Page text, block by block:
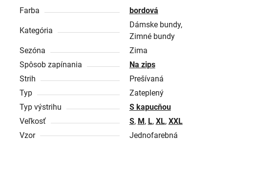
Farba
bordová
Kategória
Dámske bundy,
Zimné bundy
Sezóna
Zima
Spôsob zapínania
Na zips
Strih
Prešívaná
Typ
Zateplený
Typ výstrihu
S kapucňou
Veľkosť
S, M , L, XL, XXL
Vzor
Jednofarebná